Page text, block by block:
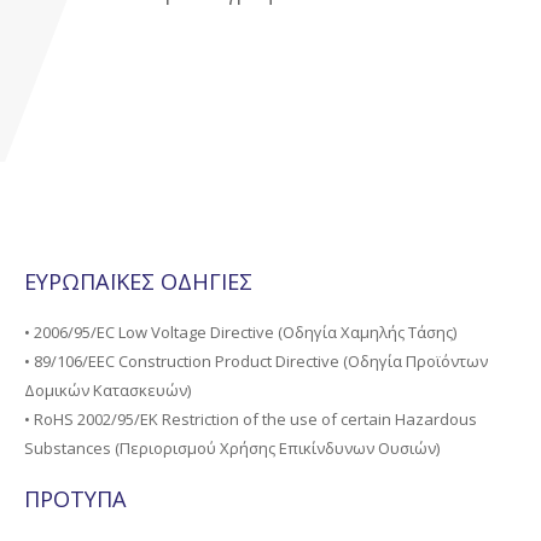
ΕΥΡΩΠΑΪΚΕΣ ΟΔΗΓΙΕΣ
• 2006/95/EC Low Voltage Directive (Οδηγία Χαμηλής Τάσης)
• 89/106/EEC Construction Product Directive (Οδηγία Προϊόντων
Δομικών Κατασκευών)
• RoHS 2002/95/ΕΚ Restriction of the use of certain Hazardous
Substances (Περιορισμού Χρήσης Επικίνδυνων Ουσιών)
ΠΡΟΤΥΠΑ